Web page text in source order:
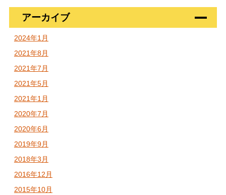
アーカイブ
2024年1月
2021年8月
2021年7月
2021年5月
2021年1月
2020年7月
2020年6月
2019年9月
2018年3月
2016年12月
2015年10月